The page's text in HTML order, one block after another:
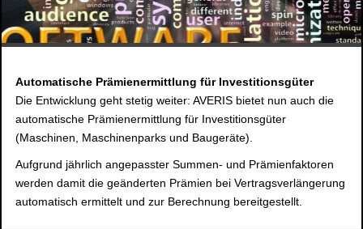
Automatische Prämienermittlung für Investitionsgüter
Die Entwicklung geht stetig weiter: AVERIS bietet nun auch die
automatische Prämienermittlung für Investitionsgüter
(Maschinen, Maschinenparks und Baugeräte).
Aufgrund jährlich angepasster Summen- und Prämienfaktoren
werden damit die geänderten Prämien bei Vertragsverlängerung
automatisch ermittelt und zur Berechnung bereitgestellt.